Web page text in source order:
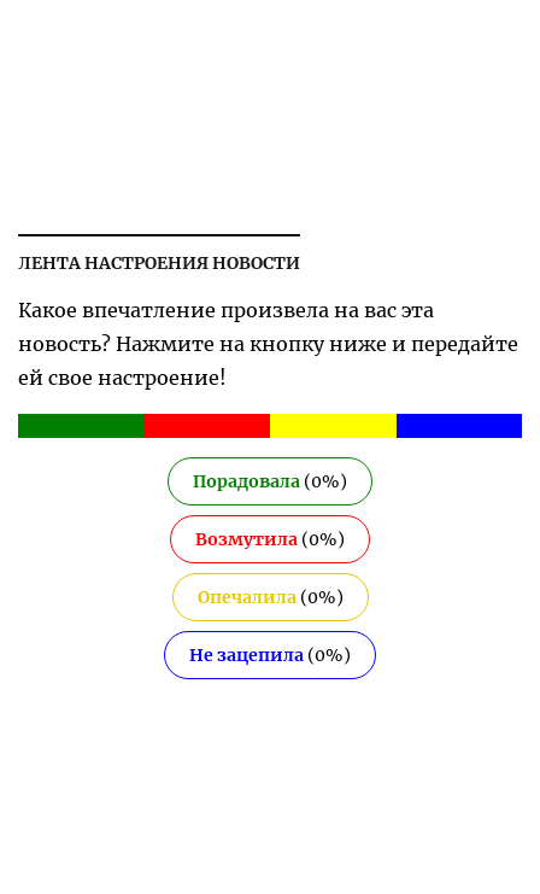
ЛЕНТА НАСТРОЕНИЯ НОВОСТИ
Какое впечатление произвела на вас эта
новость? Нажмите на кнопку ниже и передайте
ей свое настроение!
Порадовала (0%)
Возмутила (0%)
Опечалила(0%)
Не зацепила (0%)